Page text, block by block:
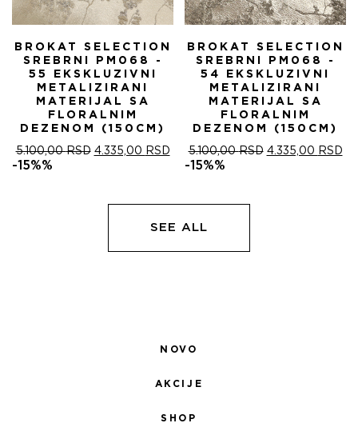
BROKAT SELECTION
SREBRNI PM068 -
55 EKSKLUZIVNI
METALIZIRANI
MATERIJAL SA
FLORALNIM
DEZENOM (150CM)
5.100,00RSD ОРИГИНАЛНА
5.100,00 RSD.
4.335,00 RSDТРЕНУТНА
ЦЕНА
-15%%
BROKAT SELECTION
SREBRNI PM068 -
54 EKSKLUZIVNI
METALIZIRANI
MATERIJAL SA
FLORALNIM
DEZENOM (150CM)
5.100,00RSD ОРИГИНАЛНА
4.335,00 RSD
-15%%
SEE ALL
NOVO
AKCIJE
SHOP